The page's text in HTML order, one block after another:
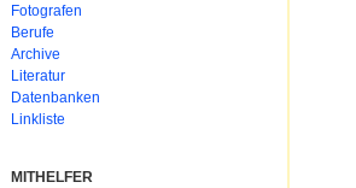
Fotografen
Berufe
Archive
Literatur
Datenbanken
Linkliste
MITHELFER